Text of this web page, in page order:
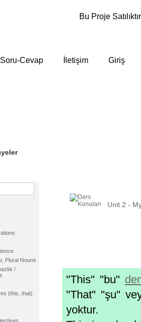
Bu Proje
Soru-Cevap İletişim Giriş
Plural Nouns
/
(this, that)
Unit 2 -
"This" "bu"
"That" "şu"
yoktur.